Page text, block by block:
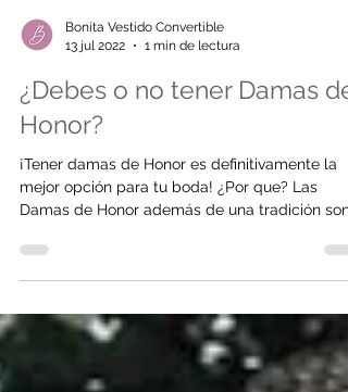
13 jul 2022
1 min de lectura
¿Debes o no tener Damas de
Honor?
¡Tener damas de Honor es definitivamente la
Damas de Honor además de una tradición son
un gran...